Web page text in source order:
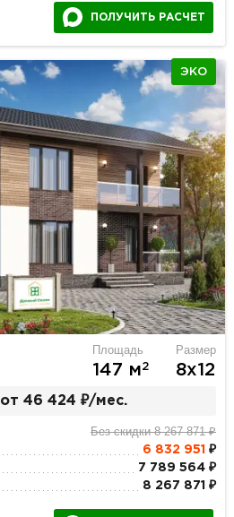
ПОЛУЧИТЬ РАСЧЕТ
ЭКО
Площадь
147 м2
Размер
8х12
от 46 424 ₽/мес.
Без скидки 8 267 871 ₽
6 832 951 ₽
7 789 564 ₽
8 267 871 ₽